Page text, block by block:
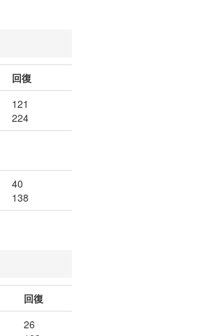
回復
121
224
40
138
回復
26